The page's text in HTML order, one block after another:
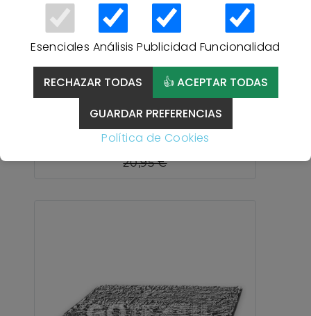
Esenciales Análisis Publicidad Funcionalidad
RECHAZAR TODAS
👍 ACEPTAR TODAS
GUARDAR PREFERENCIAS
Política de Cookies
20 % Descuento
Alfombra de baño Algodón
16,76 €
20,95 €